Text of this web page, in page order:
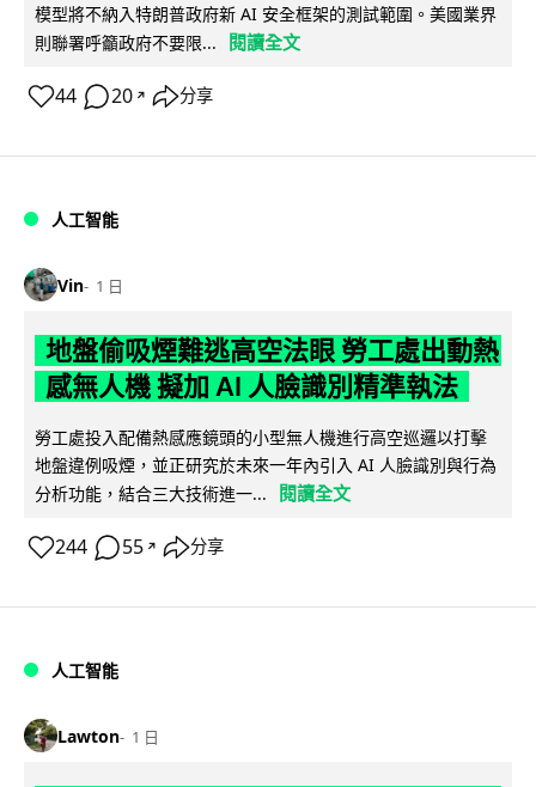
模型將不納入特朗普政府新 AI 安全框架的測試範圍。美國業界
則聯署呼籲政府不要限...
閱讀全文
44 20 ↗ 分享
人工智能
Vin 1 日
地盤偷吸煙難逃高空法眼 勞工處出動熱
感無人機 擬加 AI 人臉識別精準執法
勞工處投入配備熱感應鏡頭的小型無人機進行高空巡邏以打擊
地盤違例吸煙，並正研究於未來一年內引入 AI 人臉識別與行為
分析功能，結合三大技術進一...
閱讀全文
244 55 ↗ 分享
人工智能
Lawton 1 日